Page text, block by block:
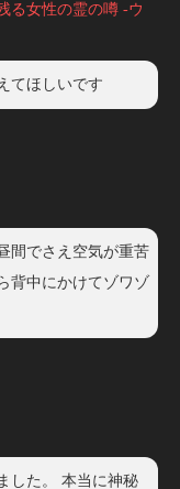
る女性の霊の噂 -ウ
てほしいです
間でさえ空気が重苦
背中にかけてゾワゾ
した。 本当に神秘